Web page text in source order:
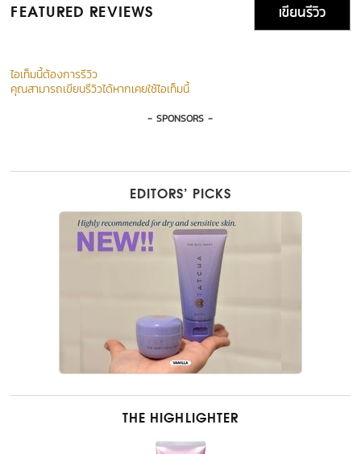
FEATURED REVIEWS เขียนรีวิว
ไอเท็มนี้ต้องการรีวิว
คุณสามารถเขียนรีวิวได้หากเคยใช้ไอเท็มนี้
- SPONSORS -
EDITORS’ PICKS
THE HIGHLIGHTER